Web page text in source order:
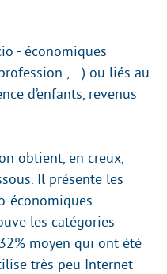
- économiques
,...) ou liés au
d’enfants, revenus
obtient, en creux,
Il présente les
économiques
les catégories
moyen qui ont été
très peu Internet